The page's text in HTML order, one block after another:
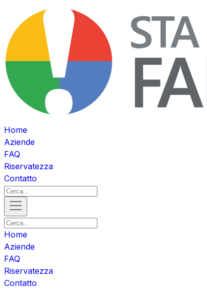
Home
Aziende
FAQ
Riservatezza
Contatto
Home
Aziende
FAQ
Riservatezza
Contatto